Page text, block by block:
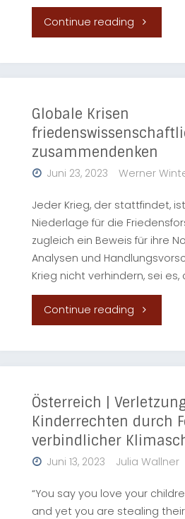
Politischen
Continue reading "Auf
Posten?
für
und
Friedens-
und
Globale Krisen
zusammendenken
Werner
Juni 23, 2023
Jeder Krieg, der stattfindet,
Niederlage für die
zugleich ein Beweis für ihre
Analysen und
Krieg nicht verhindern, sei es,
Continue reading "Globale
Österreich |
Kinderrechten durch
verbindlicher
Julia Wallner
Juni 13, 2023
“You say you love your
and yet you are stealing